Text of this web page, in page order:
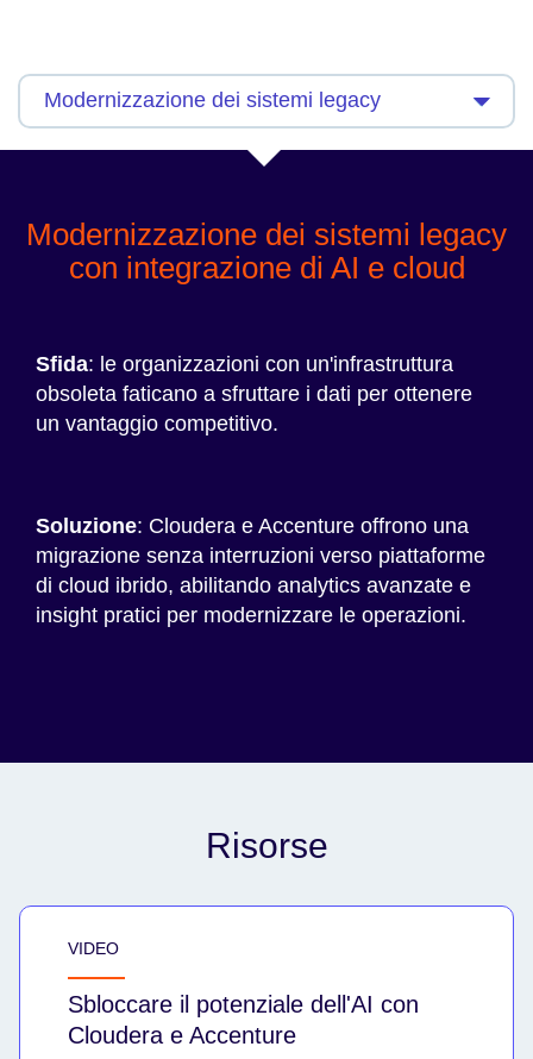
Modernizzazione dei sistemi legacy
con integrazione di AI e cloud
Sfida: le organizzazioni con un'infrastruttura
obsoleta faticano a sfruttare i dati per ottenere
un vantaggio competitivo.
Soluzione: Cloudera e Accenture offrono una
migrazione senza interruzioni verso piattaforme
di cloud ibrido, abilitando analytics avanzate e
insight pratici per modernizzare le operazioni.
Risorse
VIDEO
Sbloccare il potenziale dell'AI con
Cloudera e Accenture